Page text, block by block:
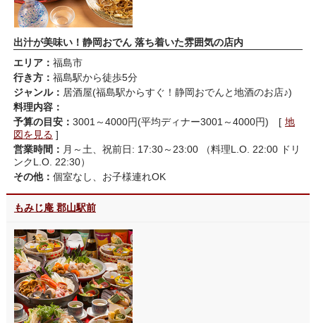
出汁が美味い！静岡おでん 落ち着いた雰囲気の店内
エリア： 福島市
行き方： 福島駅から徒歩5分
ジャンル： 居酒屋(福島駅からすぐ！静岡おでんと地酒のお店♪)
料理内容：
予算の目安： 3001～4000円(平均ディナー3001～4000円) [ 地
図を見る ]
営業時間： 月～土、祝前日: 17:30～23:00 （料理L.O. 22:00 ドリ
ンクL.O. 22:30）
その他： 個室なし、お子様連れOK
もみじ庵 郡山駅前